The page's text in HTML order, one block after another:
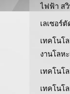
ไฟฟ้า ส
เลเซอร์
เทคโนโ
งานโลห
เทคโนโ
เทคโนโ